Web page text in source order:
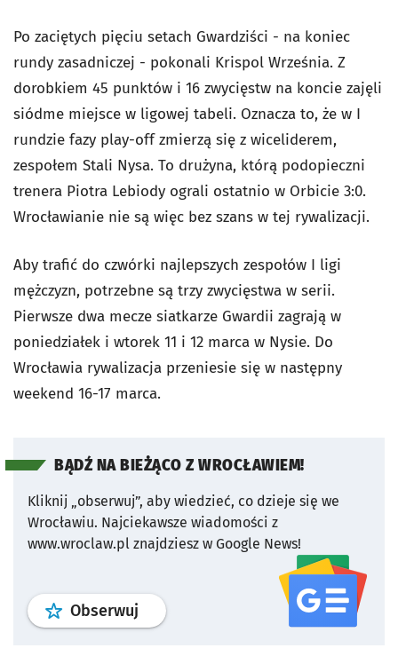
Po zaciętych pięciu setach Gwardziści - na koniec
rundy zasadniczej - pokonali Krispol Września. Z
dorobkiem 45 punktów i 16 zwycięstw na koncie zajęli
siódme miejsce w ligowej tabeli. Oznacza to, że w I
rundzie fazy play-off zmierzą się z wiceliderem,
zespołem Stali Nysa. To drużyna, którą podopieczni
trenera Piotra Lebiody ograli ostatnio w Orbicie 3:0.
Wrocławianie nie są więc bez szans w tej rywalizacji.
Aby trafić do czwórki najlepszych zespołów I ligi
mężczyzn, potrzebne są trzy zwycięstwa w serii.
Pierwsze dwa mecze siatkarze Gwardii zagrają w
poniedziałek i wtorek 11 i 12 marca w Nysie. Do
Wrocławia rywalizacja przeniesie się w następny
weekend 16-17 marca.
BĄDŹ NA BIEŻĄCO Z WROCŁAWIEM!
Kliknij „obserwuj”, aby wiedzieć, co dzieje się we
Wrocławiu. Najciekawsze wiadomości z
www.wroclaw.pl znajdziesz w Google News!
Obserwuj profil serwisu